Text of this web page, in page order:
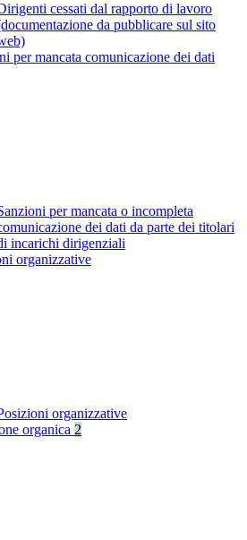
cessati dal rapporto di lavoro
da pubblicare sul sito
per mancata comunicazione dei dati
per mancata o incompleta
dei dati da parte dei titolari
incarichi dirigenziali
organizzative
organizzative
organica 2